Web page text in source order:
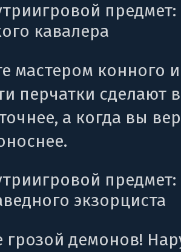
кавалера
мастером конного
перчатки сделают
а когда вы
экзорциста
грозой демонов!